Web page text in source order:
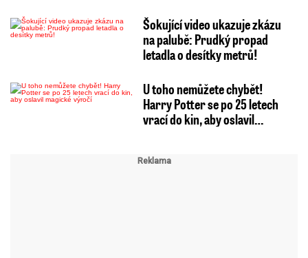
Šokující video ukazuje zkázu
na palubě: Prudký propad
letadla o desítky metrů!
U toho nemůžete chybět!
Harry Potter se po 25 letech
vrací do kin, aby oslavil…